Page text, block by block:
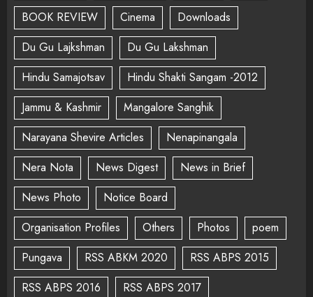
BOOK REVIEW
Cinema
Downloads
Du Gu Lajkshman
Du Gu Lakshman
Hindu Samajotsav
Hindu Shakti Sangam -2012
Jammu & Kashmir
Mangalore Sanghik
Narayana Shevire Articles
Nenapinangala
Nera Nota
News Digest
News in Brief
News Photo
Notice Board
Organisation Profiles
Others Photos
poem
Pungava
RSS ABKM 2020
RSS ABPS 2015
RSS ABPS 2016
RSS ABPS 2017